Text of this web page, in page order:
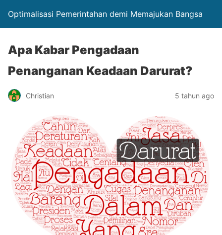
Optimalisasi Pemerintahan demi Memajukan Bangsa
Apa Kabar Pengadaan
Penanganan Keadaan Darurat?
Christian 5 tahun ago